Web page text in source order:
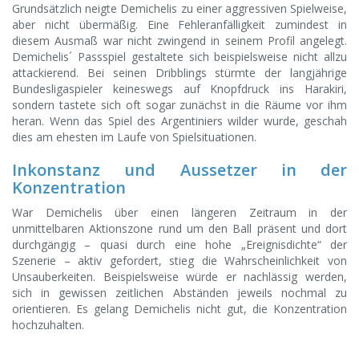
Grundsätzlich neigte Demichelis zu einer aggressiven Spielweise,
aber nicht übermäßig. Eine Fehleranfälligkeit zumindest in
diesem Ausmaß war nicht zwingend in seinem Profil angelegt.
Demichelis´ Passspiel gestaltete sich beispielsweise nicht allzu
attackierend. Bei seinen Dribblings stürmte der langjährige
Bundesligaspieler keineswegs auf Knopfdruck ins Harakiri,
sondern tastete sich oft sogar zunächst in die Räume vor ihm
heran. Wenn das Spiel des Argentiniers wilder wurde, geschah
dies am ehesten im Laufe von Spielsituationen.
Inkonstanz und Aussetzer in der
Konzentration
War Demichelis über einen längeren Zeitraum in der
unmittelbaren Aktionszone rund um den Ball präsent und dort
durchgängig – quasi durch eine hohe „Ereignisdichte“ der
Szenerie – aktiv gefordert, stieg die Wahrscheinlichkeit von
Unsauberkeiten. Beispielsweise würde er nachlässig werden,
sich in gewissen zeitlichen Abständen jeweils nochmal zu
orientieren. Es gelang Demichelis nicht gut, die Konzentration
hochzuhalten.